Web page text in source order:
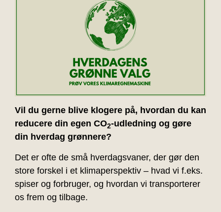
Vil du gerne blive klogere på, hvordan du kan
reducere din egen CO2-udledning og gøre
din hverdag grønnere?
Det er ofte de små hverdagsvaner, der gør den
store forskel i et klimaperspektiv – hvad vi f.eks.
spiser og forbruger, og hvordan vi transporterer
os frem og tilbage.